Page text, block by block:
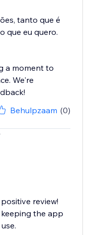
tanto que é
que eu quero.
a moment to
We're
Behulpzaam (0)
review!
the app